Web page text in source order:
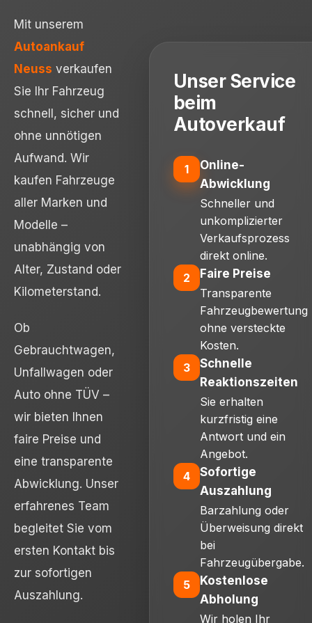
Mit unserem
Autoankauf
Neuss verkaufen
Sie Ihr Fahrzeug
schnell, sicher und
ohne unnötigen
Aufwand. Wir
kaufen Fahrzeuge
aller Marken und
Modelle –
unabhängig von
Alter, Zustand oder
Kilometerstand.
Ob
Gebrauchtwagen,
Unfallwagen oder
Auto ohne TÜV –
wir bieten Ihnen
faire Preise und
eine transparente
Abwicklung. Unser
erfahrenes Team
begleitet Sie vom
ersten Kontakt bis
zur sofortigen
Auszahlung.
Unser Service
beim
Autoverkauf
1
Online-
Abwicklung
Schneller und
unkomplizierter
Verkaufsprozess
direkt online.
2
Faire Preise
Transparente
Fahrzeugbewertung
ohne versteckte
Kosten.
3
Schnelle
Reaktionszeiten
Sie erhalten
kurzfristig eine
Antwort und ein
Angebot.
4
Sofortige
Auszahlung
Barzahlung oder
Überweisung direkt
bei
Fahrzeugübergabe.
5
Kostenlose
Abholung
Wir holen Ihr